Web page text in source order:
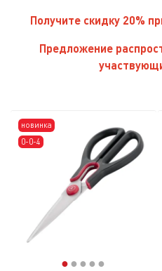
Получите скидку 20%
Предложение
новинка
0-0-4
●● ● ● ●